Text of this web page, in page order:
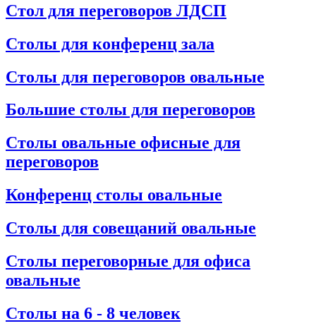
Стол для переговоров ЛДСП
Столы для конференц зала
Столы для переговоров овальные
Большие столы для переговоров
Столы овальные офисные для
переговоров
Конференц столы овальные
Столы для совещаний овальные
Столы переговорные для офиса
овальные
Столы на 6 - 8 человек